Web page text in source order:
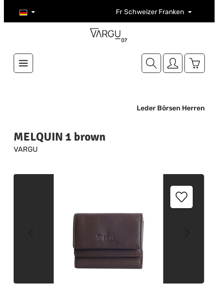
Zum Hauptinhalt springen Fr Schweizer Franken
Leder Börsen Herren
MELQUIN 1 brown
VARGU
Bildergalerie überspringen